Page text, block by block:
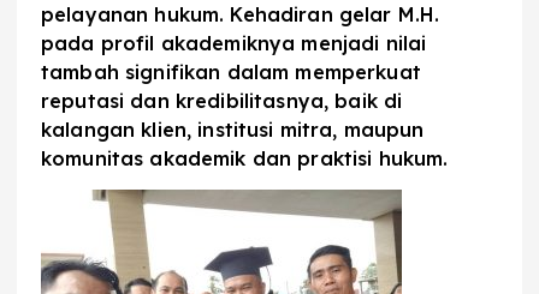
pelayanan hukum. Kehadiran gelar M.H.
pada profil akademiknya menjadi nilai
tambah signifikan dalam memperkuat
reputasi dan kredibilitasnya, baik di
kalangan klien, institusi mitra, maupun
komunitas akademik dan praktisi hukum.